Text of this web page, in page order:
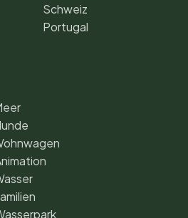
Schweiz
Portugal